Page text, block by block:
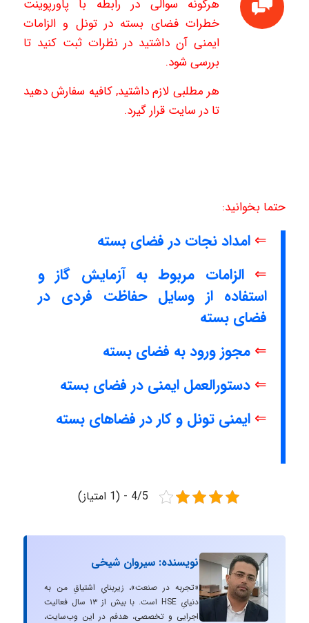
هرگونه سوالی در رابطه با پاورپوینت
خطرات فضای بسته در تونل و الزامات
ایمنی آن داشتید در نظرات ثبت کنید تا
بررسی شود.
هر مطلبی لازم داشتید, کافیه سفارش دهید
تا در سایت قرار گیرد.
حتما بخوانید:
⇐ امداد نجات در فضای بسته
⇐الزامات مربوط به آزمایش گاز و
استفاده از وسایل حفاظت فردی در
فضای بسته
⇐ مجوز ورود به فضای بسته
⇐ دستورالعمل ایمنی در فضای بسته
⇐ ایمنی تونل و کار در فضاهای بسته
4/5 - (1 امتیاز)
نویسنده: سیروان شیخی
«تجربه در صنعت»، زیربنایِ اشتیاقِ من به
دنیایِ HSE است. با بیش از ۱۳ سال فعالیت
اجرایی و تخصصی، هدفم در این وب‌سایت،